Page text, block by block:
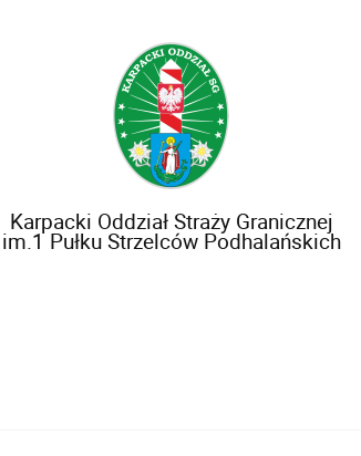
Karpacki Oddział Straży Granicznej
im.1 Pułku Strzelców Podhalańskich